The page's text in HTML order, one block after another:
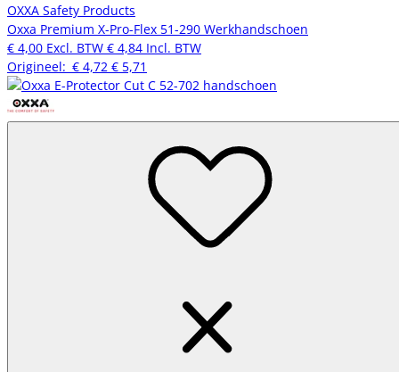
OXXA Safety Products
Oxxa Premium X-Pro-Flex 51-290 Werkhandschoen
€ 4,00 Excl. BTW € 4,84 Incl. BTW
Origineel: € 4,72 € 5,71